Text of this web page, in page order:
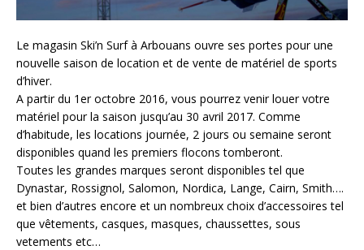
Le magasin Ski’n Surf à Arbouans ouvre ses portes pour une
nouvelle saison de location et de vente de matériel de sports
d’hiver.
A partir du 1er octobre 2016, vous pourrez venir louer votre
matériel pour la saison jusqu’au 30 avril 2017. Comme
d’habitude, les locations journée, 2 jours ou semaine seront
disponibles quand les premiers flocons tomberont.
Toutes les grandes marques seront disponibles tel que
Dynastar, Rossignol, Salomon, Nordica, Lange, Cairn, Smith….
et bien d’autres encore et un nombreux choix d’accessoires tel
que vêtements, casques, masques, chaussettes, sous
vetements etc…